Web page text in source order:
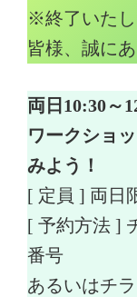
※終了いた
皆様、誠に
両日10:30～
ワークショ
みよう！
[ 定員 ] 両日
[ 予約方法 ]
番号
あるいはチ